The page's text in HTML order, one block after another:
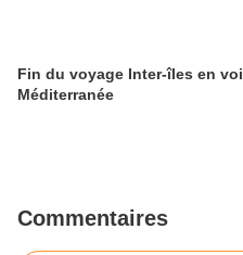
Fin du voyage Inter-îles en
Méditerranée
Commentaires